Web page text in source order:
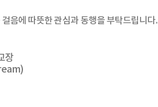
음에 따뜻한 관심과 동행을 부탁드립니다.
장